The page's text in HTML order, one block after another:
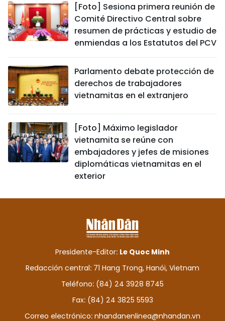
[Foto] Sesiona primera reunión de
Comité Directivo Central sobre
resumen de prácticas y estudio de
enmiendas a los Estatutos del PCV
Parlamento debate protección de
derechos de trabajadores
vietnamitas en el extranjero
[Foto] Máximo legislador
vietnamita se reúne con
embajadores y jefes de misiones
diplomáticas vietnamitas en el
exterior
Presidente-Editor: Le Quoc Minh
Redacción central: 71 Hang Trong, Hanói, Vietnam
Teléfono: (84) 24 3928 8745
Fax: (84) 24 3825 5593
Correo electrónico: nhandanenlinea@nhandan.vn